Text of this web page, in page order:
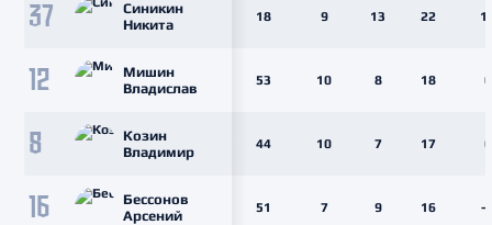
37
Синикин
Никита
18 9 13 22
12
Мишин
Владислав
53 10 8 18 0
8
Козин
Владимир
44 10 7 17 6
16
Бессонов
Арсений
51 7 9 16 -